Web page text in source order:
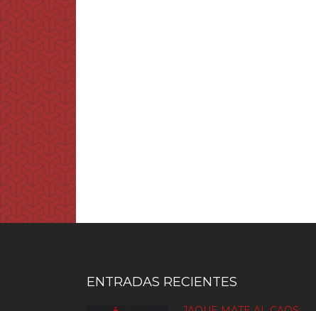
ENTRADAS RECIENTES